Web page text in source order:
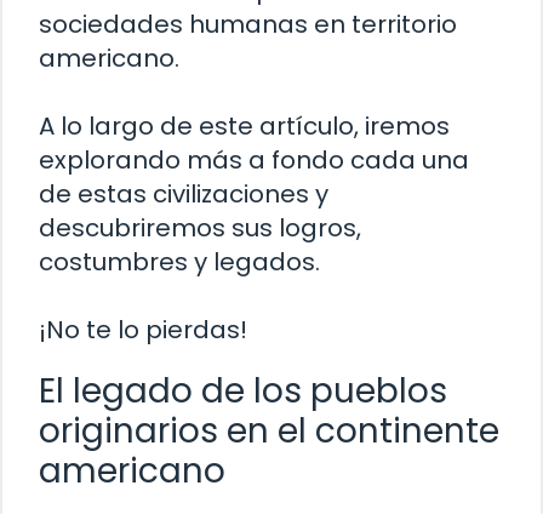
sociedades humanas en territorio
americano.
A lo largo de este artículo, iremos
explorando más a fondo cada una
de estas civilizaciones y
descubriremos sus logros,
costumbres y legados.
¡No te lo pierdas!
El legado de los pueblos
originarios en el continente
americano